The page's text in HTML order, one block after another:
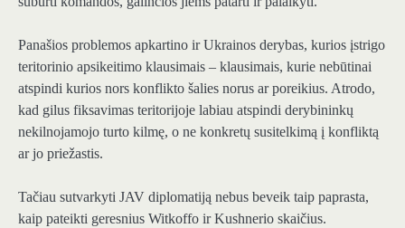
Panašios problemos apkartino ir Ukrainos derybas, kurios įstrigo
teritorinio apsikeitimo klausimais – klausimais, kurie nebūtinai
atspindi kurios nors konflikto šalies norus ar poreikius. Atrodo,
kad gilus fiksavimas teritorijoje labiau atspindi derybininkų
nekilnojamojo turto kilmę, o ne konkretų susitelkimą į konfliktą
ar jo priežastis.
Tačiau sutvarkyti JAV diplomatiją nebus beveik taip paprasta,
kaip pateikti geresnius Witkoffo ir Kushnerio skaičius.